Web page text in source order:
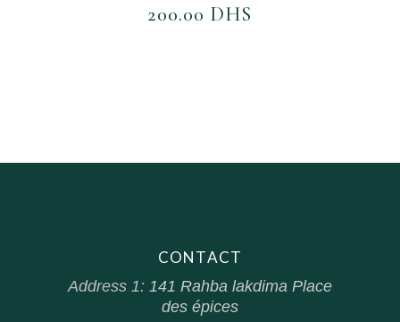
200.00 DHS
CONTACT
Address 1: 141 Rahba lakdima Place
des épices